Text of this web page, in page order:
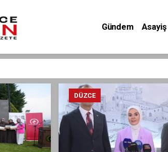
Gündem Asayiş
DÜZCE